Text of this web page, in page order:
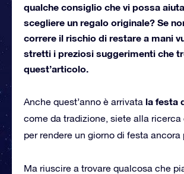
qualche consiglio che vi possa
scegliere un regalo originale? Se
correre il rischio di restare a mani
stretti i preziosi suggerimenti che
quest’articolo.
Anche quest’anno è arrivata la festa
come da tradizione, siete alla ricerca
per rendere un giorno di festa ancora
Ma riuscire a trovare qualcosa che